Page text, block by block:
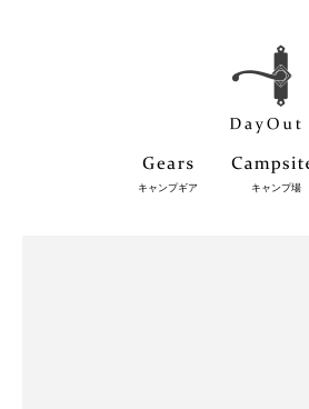
キャンプギア キャンプ場